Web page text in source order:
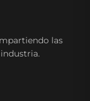
las